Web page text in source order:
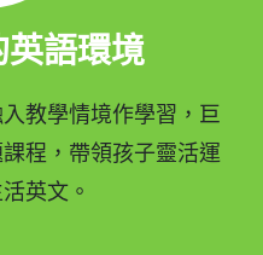
英語環境
教學情境作學習，巨
程，帶領孩子靈活運
英文。